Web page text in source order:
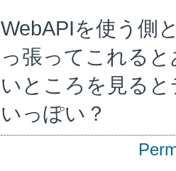
WebAPIを使う側
っ張ってこれる
いところを見る
いっぽい？